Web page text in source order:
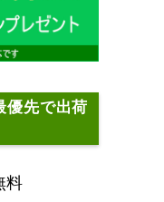
優先で出荷
料